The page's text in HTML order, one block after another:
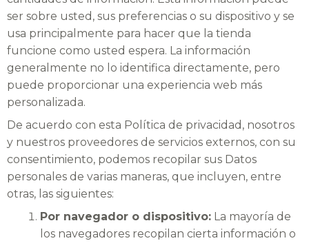
ser sobre usted, sus preferencias o su dispositivo y se
usa principalmente para hacer que la tienda
funcione como usted espera. La información
generalmente no lo identifica directamente, pero
puede proporcionar una experiencia web más
personalizada.
De acuerdo con esta Política de privacidad, nosotros
y nuestros proveedores de servicios externos, con su
consentimiento, podemos recopilar sus Datos
personales de varias maneras, que incluyen, entre
otras, las siguientes:
Por navegador o dispositivo: La mayoría de
los navegadores recopilan cierta información o